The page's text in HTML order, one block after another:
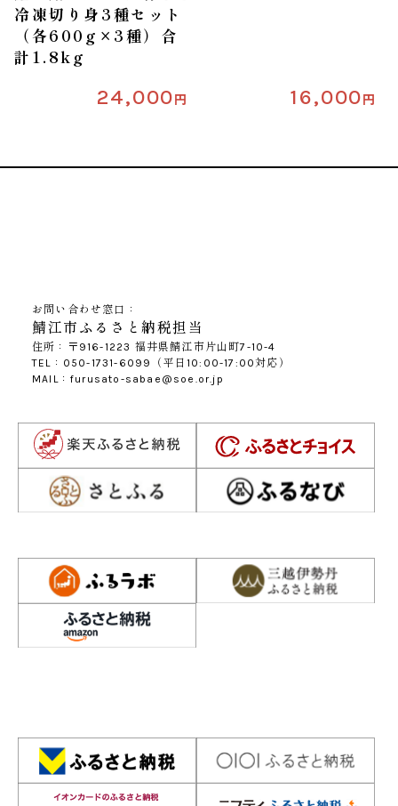
冷凍切り身3種セット
（各600g×3種）合
計1.8kg
24,000円 16,000円
お問い合わせ窓口：
鯖江市ふるさと納税担当
住所：〒916-1223 福井県鯖江市片山町7-10-4
TEL：050-1731-6099（平日10:00-17:00対応）
MAIL：furusato-sabae@soe.or.jp